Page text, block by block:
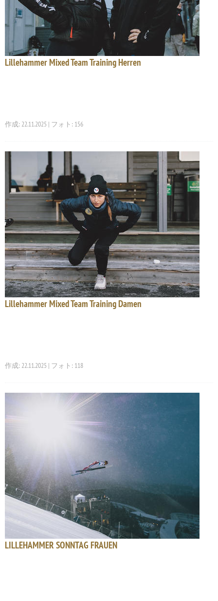
Lillehammer Mixed Team Training Herren
作成: 22.11.2025 | フォト: 156
Lillehammer Mixed Team Training Damen
作成: 22.11.2025 | フォト: 118
LILLEHAMMER SONNTAG FRAUEN